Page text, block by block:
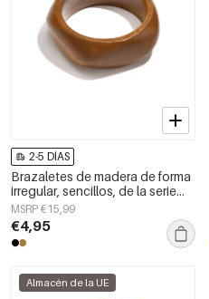
2-5 DÍAS
Brazaletes de madera de forma
irregular, sencillos, de la serie
Daily Simple, joyería para mujer
MSRP €15,99
€4,95
Almacén de la UE